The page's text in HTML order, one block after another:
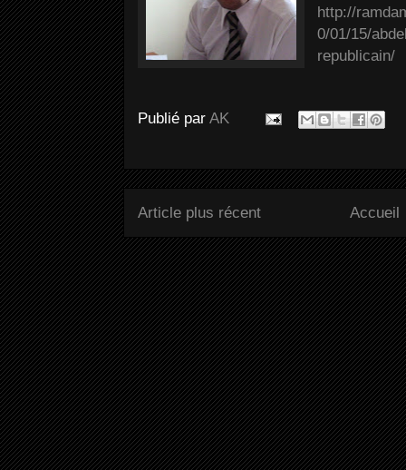
http://
0/01/15/
republicain/
Publié par AK
Article plus récent Accueil